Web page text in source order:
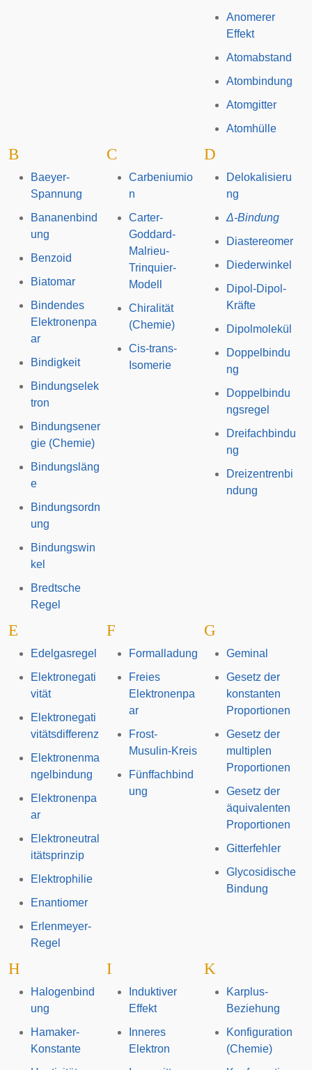
Anomerer
Effekt
Atomabstand
Atombindung
Atomgitter
Atomhülle
B
Baeyer-
Spannung
Bananenbind
ung
Benzoid
Biatomar
Bindendes
Elektronenpa
ar
Bindigkeit
Bindungselek
tron
Bindungsener
gie (Chemie)
Bindungsläng
e
Bindungsordn
ung
Bindungswin
kel
Bredtsche
Regel
C
Carbeniumio
n
Carter-
Goddard-
Malrieu-
Trinquier-
Modell
Chiralität
(Chemie)
Cis-trans-
Isomerie
D
Delokalisieru
ng
Δ-Bindung
Diastereomer
Diederwinkel
Dipol-Dipol-
Kräfte
Dipolmolekül
Doppelbindu
ng
Doppelbindu
ngsregel
Dreifachbindu
ng
Dreizentrenbi
ndung
E
Edelgasregel
Elektronegati
vität
Elektronegati
vitätsdifferenz
Elektronenma
ngelbindung
Elektronenpa
ar
Elektroneutral
itätsprinzip
Elektrophilie
Enantiomer
Erlenmeyer-
Regel
F
Formalladung
Freies
Elektronenpa
ar
Frost-
Musulin-Kreis
Fünffachbind
ung
G
Geminal
Gesetz der
konstanten
Proportionen
Gesetz der
multiplen
Proportionen
Gesetz der
äquivalenten
Proportionen
Gitterfehler
Glycosidische
Bindung
H
Halogenbind
ung
Hamaker-
Konstante
I
Induktiver
Effekt
Inneres
Elektron
K
Karplus-
Beziehung
Konfiguration
(Chemie)